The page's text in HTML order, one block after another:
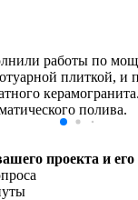
работы по
плиткой, и
полива.
проекта и